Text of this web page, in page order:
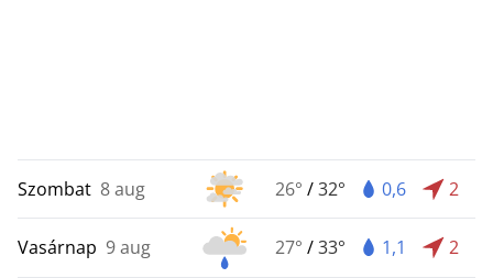
Szombat 8 aug 26° /32° 0,6 2
Vasárnap 9 aug 27° /33° 1,1 2